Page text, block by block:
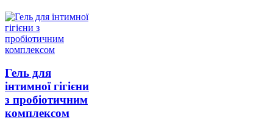
Гель для
інтимної гігієни
з пробіотичним
комплексом